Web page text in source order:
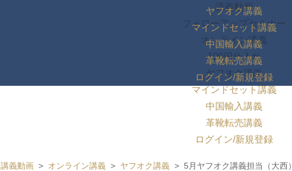
講義動画
フォローアップセミナー
オンライン講義
100円仕入れ
ヤフオク講義
マインドセット講義
中国輸入講義
革靴転売講義
ログイン/新規登録
ヤフオク講義
マインドセット講義
中国輸入講義
革靴転売講義
ログイン/新規登録
講義動画 オンライン講義 ヤフオク講義 5月ヤフオク講義担当（大西）